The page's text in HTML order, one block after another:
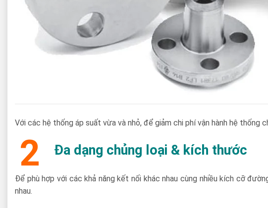
Với các hệ thống áp suất vừa và nhỏ, để giảm chi phí vận hành hệ
2 Đa dạng chủng loại & kích thước
Để phù hợp với các khả năng kết nối khác nhau cùng nhiều kích cỡ
nhau.